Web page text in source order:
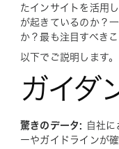
たインサイトを活用
が起きているのか？
か？最も注目すべき
以下でご説明します。
ガイダ
驚きのデータ:
自社
ーやガイドラインが